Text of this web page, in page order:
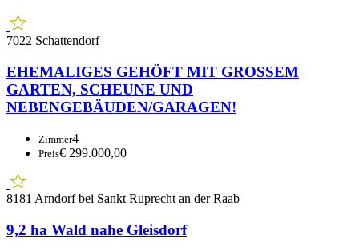
7022 Schattendorf
EHEMALIGES GEHÖFT MIT GROSSEM
GARTEN, SCHEUNE UND
NEBENGEBÄUDEN/GARAGEN!
Zimmer4
Preis€ 299.000,00
8181 Arndorf bei Sankt Ruprecht an der Raab
9,2 ha Wald nahe Gleisdorf